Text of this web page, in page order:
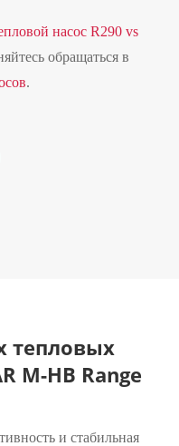
насос R290 vs
обращаться в
.
тепловых
M-HB Range
и стабильная